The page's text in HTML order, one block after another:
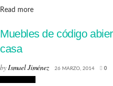
Read moreDetails
Muebles de código
casa
byIsmael Jiménez 26 MARZO, 2014 0